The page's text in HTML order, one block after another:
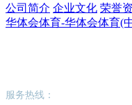
公司简介 企业文化 荣誉
华体会体育-华体会体育(
服务热线：